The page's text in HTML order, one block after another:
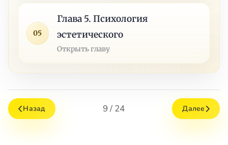
05
Глава 5. Психология
эстетического
Открыть главу
Назад 9 / 24 Далее